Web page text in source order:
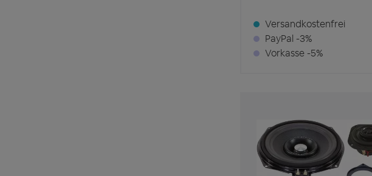
Versandkostenfrei
PayPal -3%
Vorkasse -5%